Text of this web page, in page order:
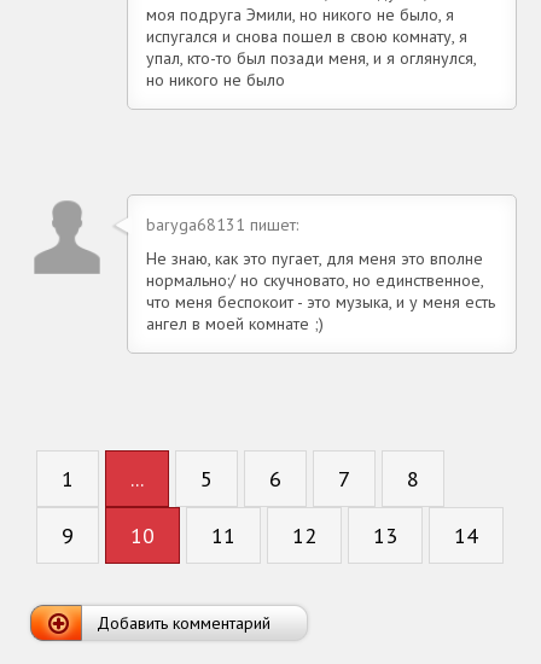
моя подруга Эмили, но никого не было, я
испугался и снова пошел в свою комнату, я
упал, кто-то был позади меня, и я оглянулся,
но никого не было
baryga68131 пишет:
Не знаю, как это пугает, для меня это вполне
нормально:/ но скучновато, но единственное,
что меня беспокоит - это музыка, и у меня есть
ангел в моей комнате ;)
1 ... 5 6 7 8
9 10 11 12 13 14
Добавить комментарий